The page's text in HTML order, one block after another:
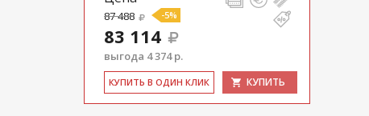
87 488 -5%
83 114
выгода 4 374 р.
КУ­ПИТЬ В ОДИН КЛИК КУПИТЬ